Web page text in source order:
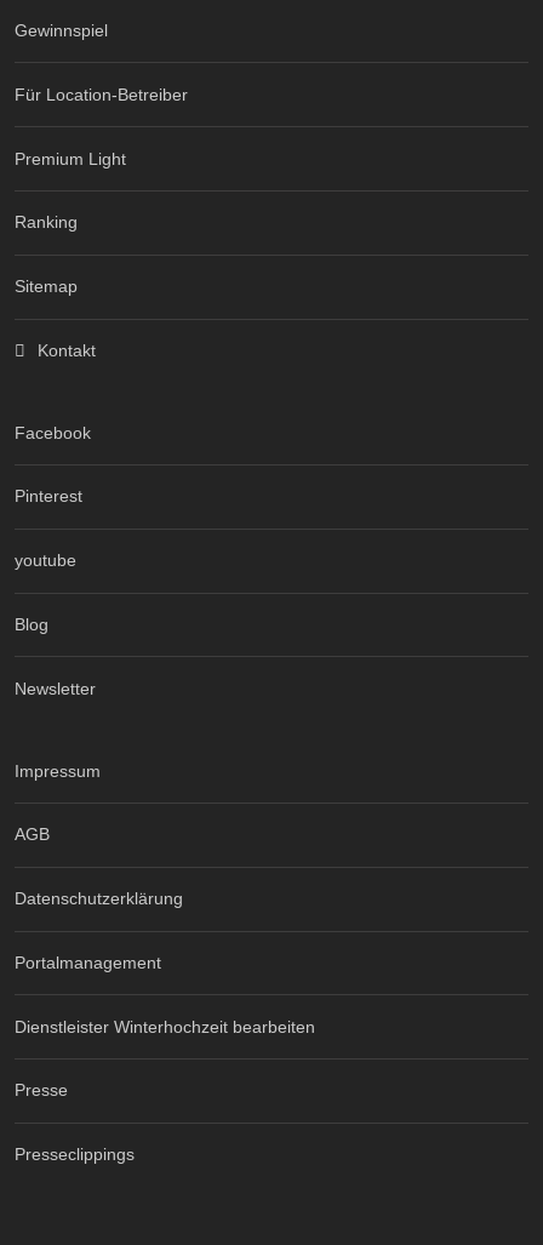
Gewinnspiel
Für Location-Betreiber
Premium Light
Ranking
Sitemap
Kontakt
Facebook
Pinterest
youtube
Blog
Newsletter
Impressum
AGB
Datenschutzerklärung
Portalmanagement
Dienstleister Winterhochzeit bearbeiten
Presse
Presseclippings